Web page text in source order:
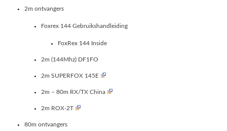
2m ontvangers
Foxrex 144 Gebruikshandleiding
FoxRex 144 Inside
2m (144Mhz) DF1FO
2m SUPERFOX 145E
2m – 80m RX/TX China
2m ROX-2T
80m ontvangers